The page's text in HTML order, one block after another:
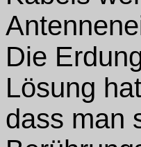
Die
Lösung
dass man